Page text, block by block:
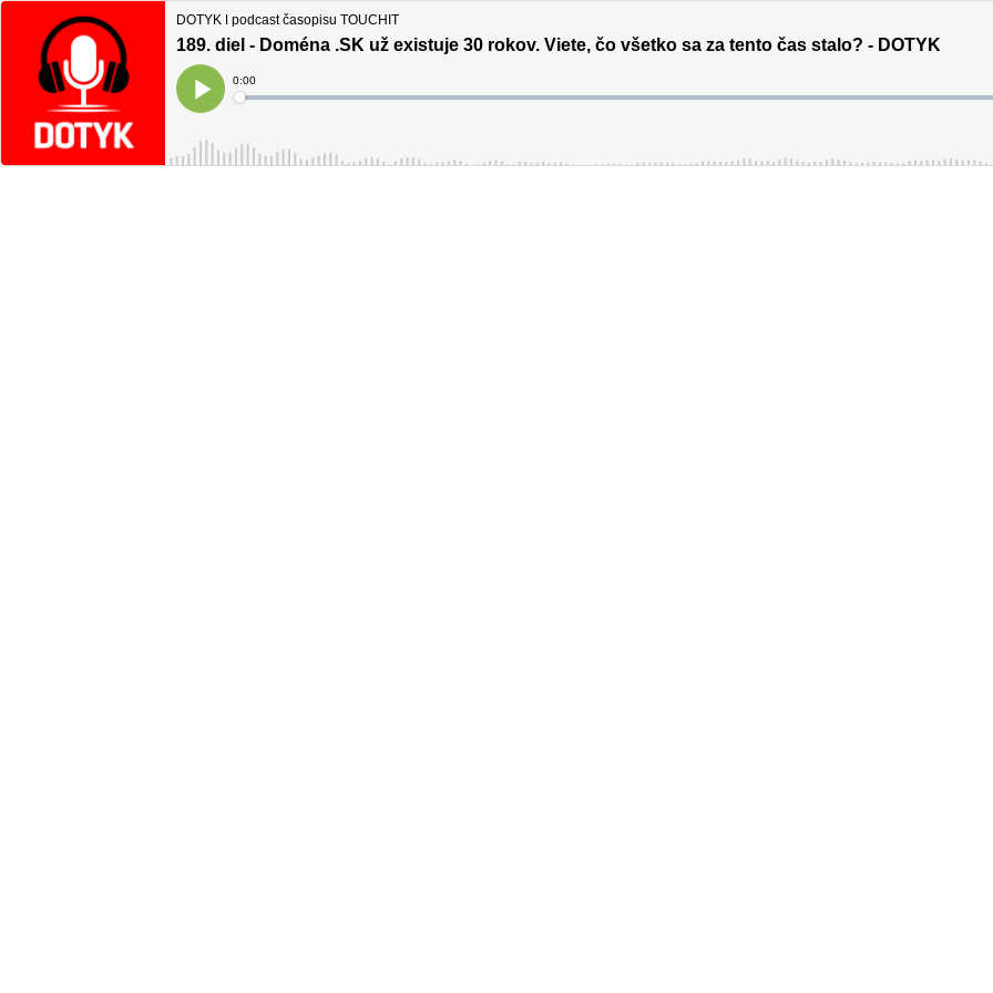
DOTYK ǀ podcast časopisu TOUCHIT
189. diel - Doména .SK už existuje 30 rokov. Viete, čo všetko sa za tento čas stalo? - DOTYK
Play
Current
Time
0:00
Loaded: